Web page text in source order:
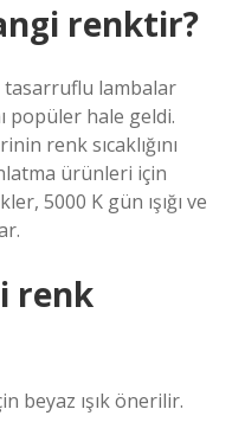
renktir?
tasarruflu lambalar
popüler hale geldi.
renk sıcaklığını
ürünleri için
5000 K gün ışığı ve
renk
beyaz ışık önerilir.